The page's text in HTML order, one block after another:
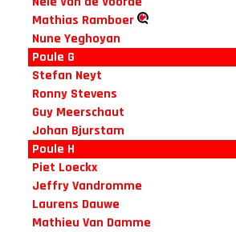
Mathias Ramboer
Nune Yeghoyan
Poule G
Stefan Neyt
Ronny Stevens
Guy Meerschaut
Johan Bjurstam
Poule H
Piet Loeckx
Jeffry Vandromme
Laurens Dauwe
Mathieu Van Damme